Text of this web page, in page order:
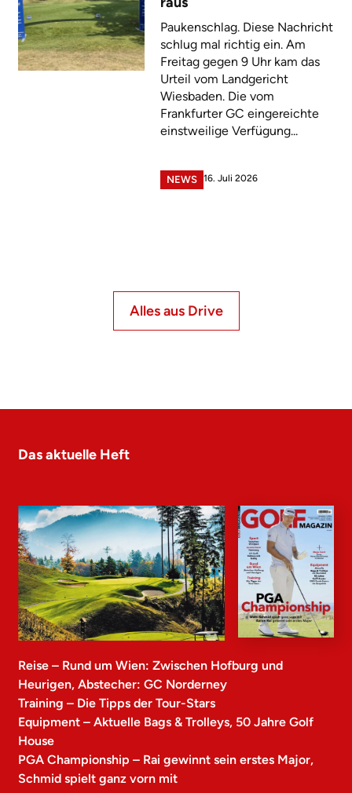
Paukenschlag. Diese Nachricht
schlug mal richtig ein. Am
Freitag gegen 9 Uhr kam das
Urteil vom Landgericht
Wiesbaden. Die vom
Frankfurter GC eingereichte
einstweilige Verfügung...
NEWS 16. Juli 2026
Alles aus Drive
Das aktuelle Heft
Reise – Rund um Wien: Zwischen Hofburg und
Heurigen, Abstecher: GC Norderney
Training – Die Tipps der Tour-Stars
Equipment – Aktuelle Bags & Trolleys, 50 Jahre Golf
House
PGA Championship – Rai gewinnt sein erstes Major,
Schmid spielt ganz vorn mit